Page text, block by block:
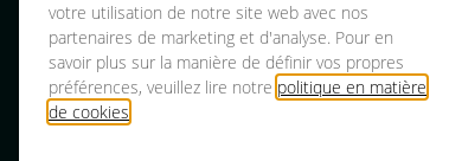
Navigation
pied
Pour les testeurs
S’inscrire comme testeur
Accès
À
votre utilisation de notre site web avec nos
partenaires de marketing et d'analyse. Pour en
savoir plus sur la manière de définir vos propres
préférences, veuillez lire notre politique en matière
de cookies